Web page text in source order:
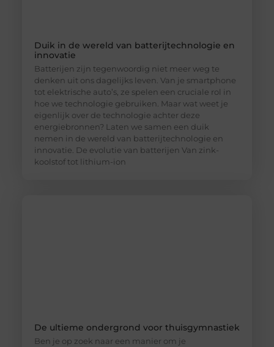
Duik in de wereld van batterijtechnologie en
innovatie
Batterijen zijn tegenwoordig niet meer weg te
denken uit ons dagelijks leven. Van je smartphone
tot elektrische auto’s, ze spelen een cruciale rol in
hoe we technologie gebruiken. Maar wat weet je
eigenlijk over de technologie achter deze
energiebronnen? Laten we samen een duik
nemen in de wereld van batterijtechnologie en
innovatie. De evolutie van batterijen Van zink-
koolstof tot lithium-ion
De ultieme ondergrond voor thuisgymnastiek
Ben je op zoek naar een manier om je